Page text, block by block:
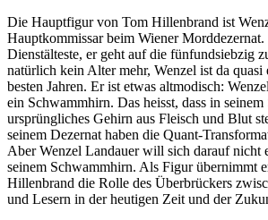
Die Hauptfigur von Tom Hillenbrand ist
Hauptkommissar beim Wiener Morddezernat.
Dienstälteste, er geht auf die fünfundsiebzig
natürlich kein Alter mehr, Wenzel ist da quasi
besten Jahren. Er ist etwas altmodisch:
ein Schwammhirn. Das heisst, dass in seinem
ursprüngliches Gehirn aus Fleisch und Blut
seinem Dezernat haben die Quant-
Aber Wenzel Landauer will sich darauf nicht
seinem Schwammhirn. Als Figur übernimmt
Hillenbrand die Rolle des Überbrückers
und Lesern in der heutigen Zeit und der